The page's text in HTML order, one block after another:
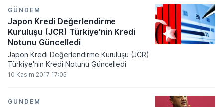
GÜNDEM
Japon Kredi Değerlendirme
Kuruluşu (JCR) Türkiye'nin Kredi
Notunu Güncelledi
Japon Kredi Değerlendirme Kuruluşu (JCR)
Türkiye'nin Kredi Notunu Güncelledi
10 Kasım 2017 17:05
GÜNDEM